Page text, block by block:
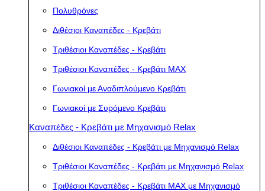
Πολυθρόνες
Διθέσιοι Καναπέδες - Κρεβάτι
Τριθέσιοι Καναπέδες - Κρεβάτι
Τριθέσιοι Καναπέδες - Κρεβάτι MAX
Γωνιακοί με Αναδιπλούμενο Κρεβάτι
Γωνιακοί με Συρόμενο Κρεβάτι
Καναπέδες - Κρεβάτι με Μηχανισμό Relax
Διθέσιοι Καναπέδες - Κρεβάτι με Μηχανισμό Relax
Τριθέσιοι Καναπέδες - Κρεβάτι με Μηχανισμό Relax
Τριθέσιοι Καναπέδες - Κρεβάτι MAX με Μηχανισμό